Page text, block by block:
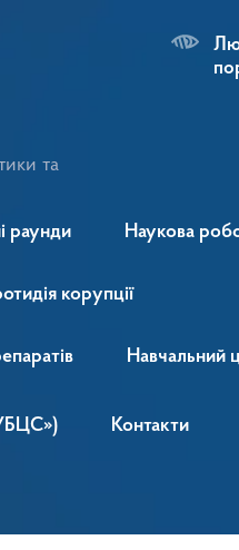
та
раунди Наукова
корупції
Навчальний
Контакти